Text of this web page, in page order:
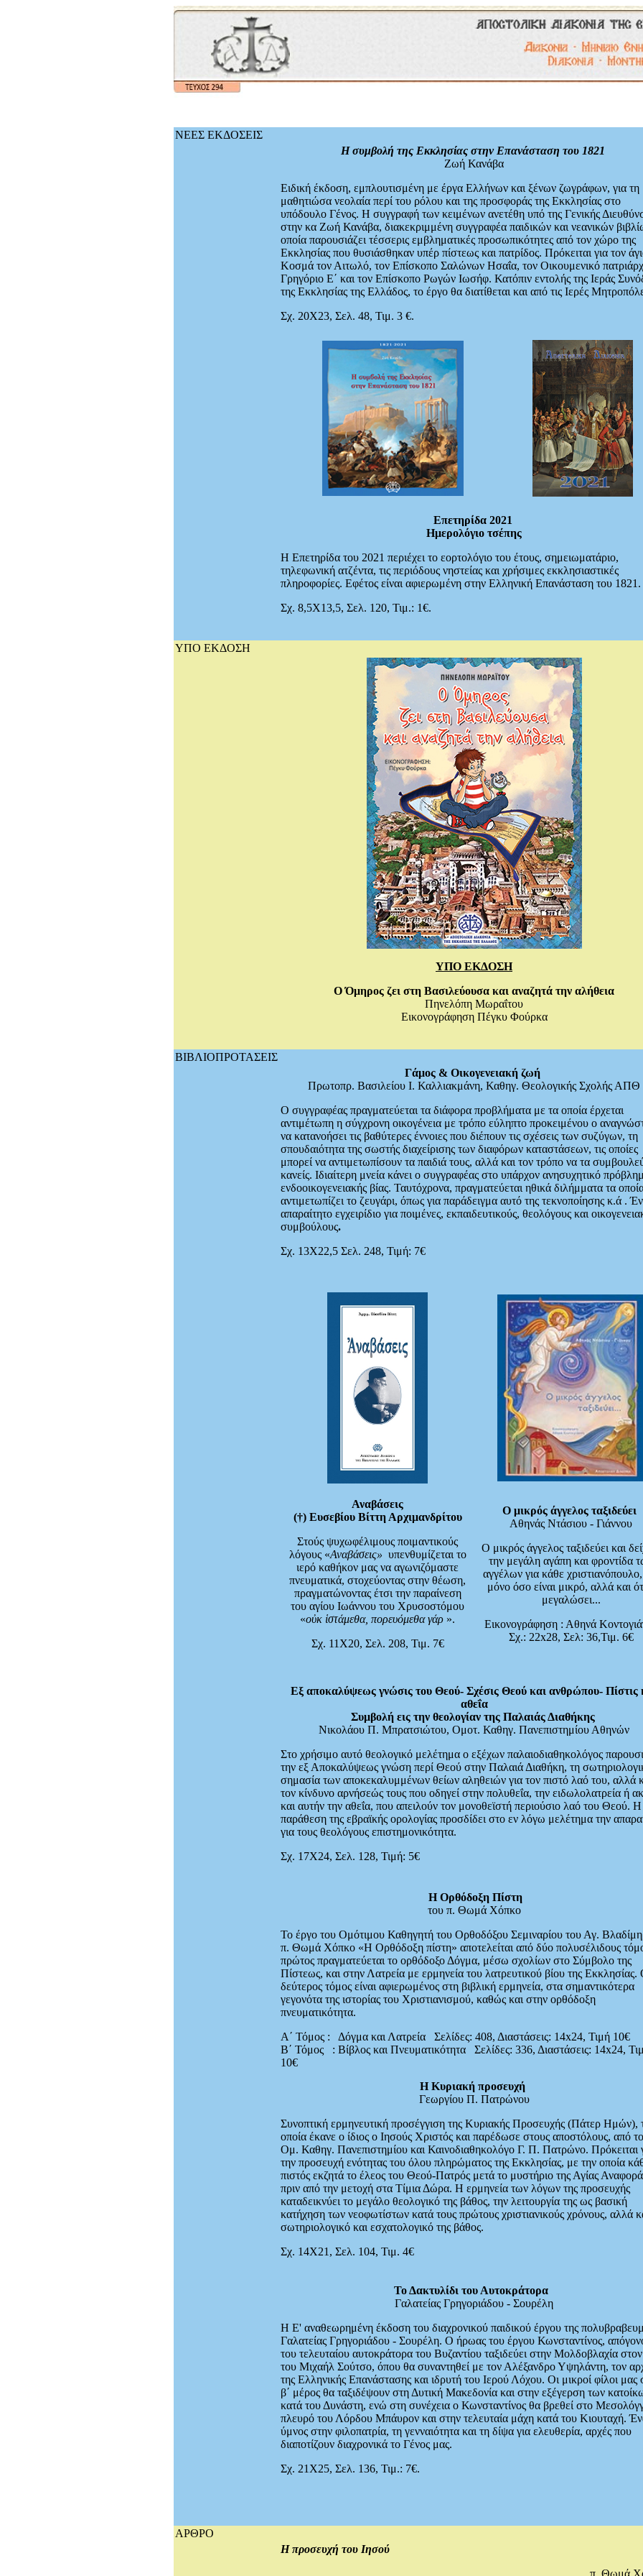
ΝΕΕΣ ΕΚΔΟΣΕΙΣ
Η συμβολή της Εκκλησίας στην Επανάσταση του 1821
Ζωή Κανάβα
Ειδική έκδοση, εμπλουτισμένη με έργα Ελλήνων και ξένων ζωγράφων, για τη
μαθητιώσα νεολαία περί του ρόλου και της προσφοράς της Εκκλησίας στο
υπόδουλο Γένος. Η συγγραφή των κειμένων ανετέθη υπό της Γενικής
στην κα Ζωή Κανάβα, διακεκριμμένη συγγραφέα παιδικών και νεανικών
οποία παρουσιάζει τέσσερις εμβληματικές προσωπικότητες από τον χώρο της
Εκκλησίας που θυσιάσθηκαν υπέρ πίστεως και πατρίδος. Πρόκειται για τον
Κοσμά τον Αιτωλό, τον Επίσκοπο Σαλώνων Ησαΐα, τον Οικουμενικό
Γρηγόριο Ε΄ και τον Επίσκοπο Ρωγών Ιωσήφ. Κατόπιν εντολής της Ιεράς
της Εκκλησίας της Ελλάδος, το έργο θα διατίθεται και από τις Ιερές
Σχ. 20Χ23, Σελ. 48, Τιμ. 3 €.
Επετηρίδα 2021
Ημερολόγιο τσέπης
Η Επετηρίδα του 2021 περιέχει το εορτολόγιο του έτους, σημειωματάριο,
τηλεφωνική ατζέντα, τις περιόδους νηστείας και χρήσιμες εκκλησιαστικές
πληροφορίες. Εφέτος είναι αφιερωμένη στην Ελληνική Επανάσταση του 1821.
Σχ. 8,5Χ13,5, Σελ. 120, Τιμ.: 1€.
ΥΠΟ ΕΚΔΟΣΗ
ΥΠΟ ΕΚΔΟΣΗ
Ο Όμηρος ζει στη Βασιλεύουσα και αναζητά την αλήθεια
Πηνελόπη Μωραΐτου
Εικονογράφηση Πέγκυ Φούρκα
ΒΙΒΛΙΟΠΡΟΤΑΣΕΙΣ
Γάμος & Οικογενειακή ζωή
Πρωτοπρ. Βασιλείου Ι. Καλλιακμάνη, Καθηγ. Θεολογικής Σχολής ΑΠΘ
Ο συγγραφέας πραγματεύεται τα διάφορα προβλήματα με τα οποία έρχεται
αντιμέτωπη η σύγχρονη οικογένεια με τρόπο εύληπτο προκειμένου ο
να κατανοήσει τις βαθύτερες έννοιες που διέπουν τις σχέσεις των συζύγων, τη
σπουδαιότητα της σωστής διαχείρισης των διαφόρων καταστάσεων, τις οποίες
μπορεί να αντιμετωπίσουν τα παιδιά τους, αλλά και τον τρόπο να τα
κανείς. Ιδιαίτερη μνεία κάνει ο συγγραφέας στο υπάρχον ανησυχητικό
ενδοοικογενειακής βίας. Ταυτόχρονα, πραγματεύεται ηθικά διλήμματα τα
αντιμετωπίζει το ζευγάρι, όπως για παράδειγμα αυτό της τεκνοποίησης κ.ά .
απαραίτητο εγχειρίδιο για ποιμένες, εκπαιδευτικούς, θεολόγους και
συμβούλους.
Σχ. 13Χ22,5 Σελ. 248, Τιμή: 7€
Αναβάσεις
(†) Ευσεβίου Βίττη Αρχιμανδρίτου
Στούς ψυχωφέλιμους ποιμαντικούς
λόγους «Αναβάσεις» υπενθυμίζεται το
ιερό καθήκον μας να αγωνιζόμαστε
πνευματικά, στοχεύοντας στην θέωση,
πραγματώνοντας έτσι την παραίνεση
του αγίου Ιωάννου του Χρυσοστόμου
«οὐκ ἱστάμεθα, πορευόμεθα γάρ ».
Σχ. 11Χ20, Σελ. 208, Τιμ. 7€
Ο μικρός άγγελος ταξιδεύει
Αθηνάς Ντάσιου - Γιάννου
Ο μικρός άγγελος ταξιδεύει και
την μεγάλη αγάπη και φροντίδα
αγγέλων για κάθε χριστιανόπουλο,
μόνο όσο είναι μικρό, αλλά και
μεγαλώσει...
Εικονογράφηση : Αθηνά
Σχ.: 22x28, Σελ: 36,Τιμ. 6€
Εξ αποκαλύψεως γνώσις του Θεού- Σχέσις Θεού και ανθρώπου- Πίστις
αθεΐα
Συμβολή εις την θεολογίαν της Παλαιάς Διαθήκης
Νικολάου Π. Μπρατσιώτου, Ομοτ. Καθηγ. Πανεπιστημίου Αθηνών
Στο χρήσιμο αυτό θεολογικό μελέτημα ο εξέχων παλαιοδιαθηκολόγος
την εξ Αποκαλύψεως γνώση περί Θεού στην Παλαιά Διαθήκη, τη
σημασία των αποκεκαλυμμένων θείων αληθειών για τον πιστό λαό του, αλλά
τον κίνδυνο αρνήσεώς τους που οδηγεί στην πολυθεΐα, την ειδωλολατρεία ή
και αυτήν την αθεΐα, που απειλούν τον μονοθεϊστή περιούσιο λαό του Θεού. Η
παράθεση της εβραϊκής ορολογίας προσδίδει στο εν λόγω μελέτημα την
για τους θεολόγους επιστημονικότητα.
Σχ. 17Χ24, Σελ. 128, Τιμή: 5€
Η Ορθόδοξη Πίστη
του π. Θωμά Χόπκο
Το έργο του Ομότιμου Καθηγητή του Ορθοδόξου Σεμιναρίου του Αγ.
π. Θωμά Χόπκο «Η Ορθόδοξη πίστη» αποτελείται από δύο πολυσέλιδους
πρώτος πραγματεύεται το ορθόδοξο Δόγμα, μέσω σχολίων στο Σύμβολο της
Πίστεως, και στην Λατρεία με ερμηνεία του λατρευτικού βίου της Εκκλησίας.
δεύτερος τόμος είναι αφιερωμένος στη βιβλική ερμηνεία, στα σημαντικότερα
γεγονότα της ιστορίας του Χριστιανισμού, καθώς και στην ορθόδοξη
πνευματικότητα.
Α΄ Τόμος : Δόγμα και Λατρεία
Σελίδες: 408, Διαστάσεις: 14x24, Τιμή 10€
Β΄ Τόμος : Βίβλος και Πνευματικότητα
Σελίδες: 336, Διαστάσεις: 14x24,
10€
Η Κυριακή προσευχή
Γεωργίου Π. Πατρώνου
Συνοπτική ερμηνευτική προσέγγιση της Κυριακής Προσευχής (Πάτερ Ημών),
οποία έκανε ο ίδιος ο Ιησούς Χριστός και παρέδωσε στους αποστόλους, από
Ομ. Καθηγ. Πανεπιστημίου και Καινοδιαθηκολόγο Γ. Π. Πατρώνο. Πρόκειται
την προσευχή ενότητας του όλου πληρώματος της Εκκλησίας, με την οποία
πιστός εκζητά το έλεος του Θεού-Πατρός μετά το μυστήριο της Αγίας
πριν από την μετοχή στα Τίμια Δώρα. Η ερμηνεία των λόγων της προσευχής
καταδεικνύει το μεγάλο θεολογικό της βάθος, την λειτουργία της ως βασική
κατήχηση των νεοφωτίστων κατά τους πρώτους χριστιανικούς χρόνους, αλλά
σωτηριολογικό και εσχατολογικό της βάθος.
Σχ. 14Χ21, Σελ. 104, Τιμ. 4€
Το Δακτυλίδι του Αυτοκράτορα
Γαλατείας Γρηγοριάδου - Σουρέλη
Η Ε' αναθεωρημένη έκδοση του διαχρονικού παιδικού έργου της
Γαλατείας Γρηγοριάδου - Σουρέλη. Ο ήρωας του έργου Κωνσταντίνος,
του τελευταίου αυτοκράτορα του Βυζαντίου ταξιδεύει στην Μολδοβλαχία
του Μιχαήλ Σούτσο, όπου θα συναντηθεί με τον Αλέξανδρο Υψηλάντη, τον
της Ελληνικής Επανάστασης και ιδρυτή του Ιερού Λόχου. Οι μικροί φίλοι μας
β΄ μέρος θα ταξιδέψουν στη Δυτική Μακεδονία και στην εξέγερση των
κατά του Δυνάστη, ενώ στη συνέχεια ο Κωνσταντίνος θα βρεθεί στο
πλευρό του Λόρδου Μπάυρον και στην τελευταία μάχη κατά του Κιουταχή.
ύμνος στην φιλοπατρία, τη γενναιότητα και τη δίψα για ελευθερία, αρχές που
διαποτίζουν διαχρονικά το Γένος μας.
Σχ. 21Χ25, Σελ. 136, Τιμ.: 7€.
ΑΡΘΡΟ
Η προσευχή του Ιησού
π. Θωμά